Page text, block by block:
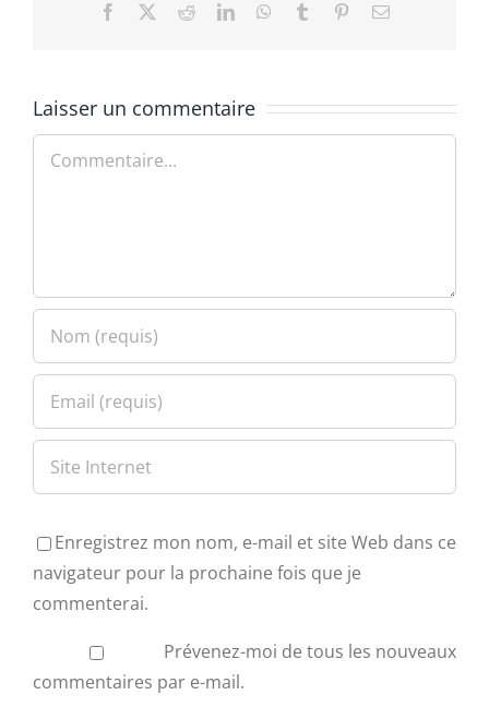
Facebook RedditLinkedInWhatsApp
Tumblr PinterestEmail
Laisser un commentaire
Commentaire
Enregistrez mon nom, e-mail et site Web dans ce
navigateur pour la prochaine fois que je
commenterai.
Prévenez-moi de tous les nouveaux
commentaires par e-mail.